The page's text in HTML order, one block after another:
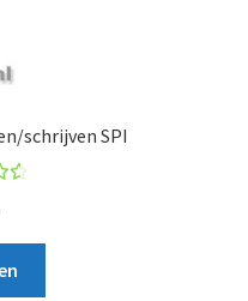
schrijven SPI